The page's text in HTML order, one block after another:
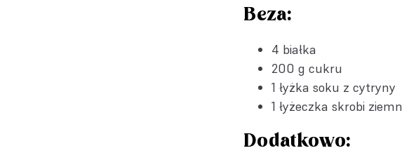
Beza:
4 białka
200 g cukru
1 łyżka soku z cytryny
1 łyżeczka skrobi
Dodatkowo: